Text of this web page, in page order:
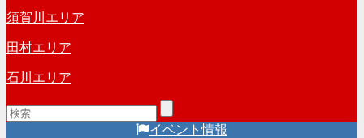
須賀川エリア
田村エリア
石川エリア
イベント情報